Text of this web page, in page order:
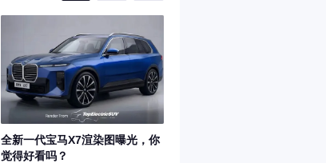
全新一代宝马X7渲染图曝光，你
觉得好看吗？